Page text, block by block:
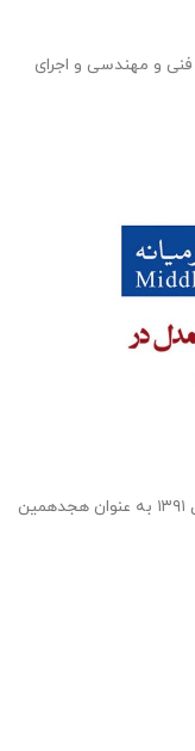
انجام خدمات فنی و مهندسی و اجرای
بانک خاورمیانه بانک ایرانی می‌باشد، که در سال ۱۳۹۱ به عنوان هجدهمین